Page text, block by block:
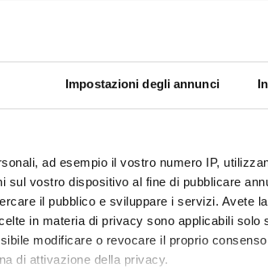
Impostazioni degli annunci
ad esempio il vostro numero IP,
vostro dispositivo al fine di pubblicare
il pubblico e sviluppare i servizi. Avete
in materia di privacy sono applicabili solo
modificare o revocare il proprio
di attivazione della privacy.
recent technological advances that have
Topics will include new ways to create
drug targets, to interrogate cancer
the single cell level), and to reengineer the
Scientific Standing Committee,